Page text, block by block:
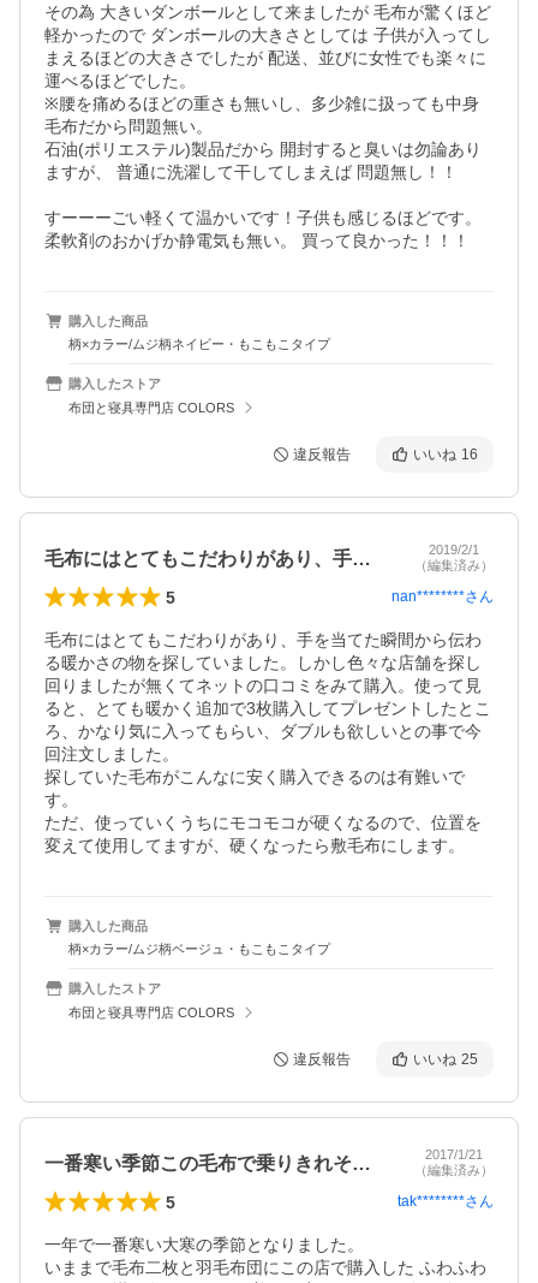
その為 大きいダンボールとして来ましたが 毛布が驚くほど
軽かったので ダンボールの大きさとしては 子供が入ってし
まえるほどの大きさでしたが 配送、並びに女性でも楽々に
運べるほどでした。
※腰を痛めるほどの重さも無いし、多少雑に扱っても中身
毛布だから問題無い。
石油(ポリエステル)製品だから 開封すると臭いは勿論あり
ますが、 普通に洗濯して干してしまえば 問題無し！！
すーーーごい軽くて温かいです！子供も感じるほどです。
柔軟剤のおかげか静電気も無い。 買って良かった！！！
購入した商品
柄×カラー/ムジ柄ネイビー・もこもこタイプ
購入したストア
布団と寝具専門店 COLORS
違反報告 いいね 16
毛布にはとてもこだわりがあり、手を当て…
2019/2/1
（編集済み）
5 nan********さん
毛布にはとてもこだわりがあり、手を当てた瞬間から伝わ
る暖かさの物を探していました。しかし色々な店舗を探し
回りましたが無くてネットの口コミをみて購入。使って見
ると、とても暖かく追加で3枚購入してプレゼントしたとこ
ろ、かなり気に入ってもらい、ダブルも欲しいとの事で今
回注文しました。
探していた毛布がこんなに安く購入できるのは有難いで
す。
ただ、使っていくうちにモコモコが硬くなるので、位置を
変えて使用してますが、硬くなったら敷毛布にします。
購入した商品
柄×カラー/ムジ柄ベージュ・もこもこタイプ
購入したストア
布団と寝具専門店 COLORS
違反報告 いいね 25
一番寒い季節この毛布で乗りきれそうです。
2017/1/21
（編集済み）
5 tak********さん
一年で一番寒い大寒の季節となりました。
いままで毛布二枚と羽毛布団にこの店で購入した ふわふわ